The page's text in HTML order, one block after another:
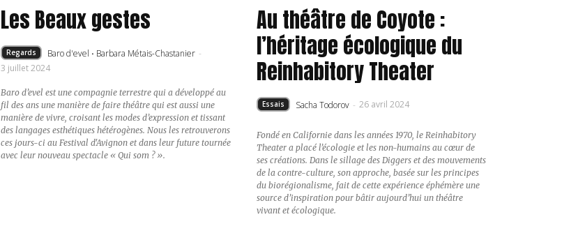
Les Beaux gestes
Regards Baro d'evel · Barbara Métais-Chastanier -
3 juillet 2024
Baro d’evel est une compagnie terrestre qui a développé au
fil des ans une manière de faire théâtre qui est aussi une
manière de vivre, croisant les modes d’expression et tissant
des langages esthétiques hétérogènes. Nous les retrouverons
ces jours-ci au Festival d'Avignon et dans leur future tournée
avec leur nouveau spectacle « Qui som ? ».
Au théâtre de Coyote :
l’héritage écologique du
Reinhabitory Theater
Essais Sacha Todorov - 26 avril 2024
Fondé en Californie dans les années 1970, le Reinhabitory
Theater a placé l’écologie et les non-humains au cœur de
ses créations. Dans le sillage des Diggers et des mouvements
de la contre-culture, son approche, basée sur les principes
du biorégionalisme, fait de cette expérience éphémère une
source d’inspiration pour bâtir aujourd’hui un théâtre
vivant et écologique.